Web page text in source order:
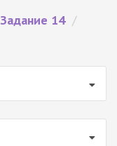
Задание 14 /